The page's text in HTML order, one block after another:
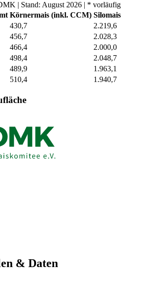
| Stand: August 2026 | * vorläufig
Körnermais (inkl. CCM) Silomais
430,7
2.219,6
456,7
2.028,3
466,4
2.000,0
498,4
2.048,7
489,9
1.963,1
510,4 1.940,7
& Daten